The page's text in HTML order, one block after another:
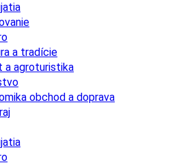
a tradície
a agroturistika
obchod a doprava